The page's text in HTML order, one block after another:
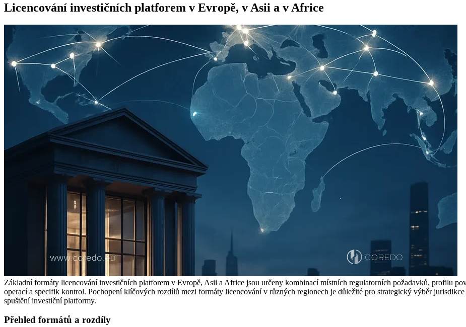
Licencování investičních platforem v Evropě, v Asii a v Africe
Základní formáty licencování investičních platforem v Evropě, Asii a Africe jsou určeny kombinací místních regulatorních požadavků, profilu
operací a specifik kontrol. Pochopení klíčových rozdílů mezi formáty licencování v různých regionech je důležité pro strategický výběr jurisdikce
spuštění investiční platformy.
Přehled formátů a rozdíly